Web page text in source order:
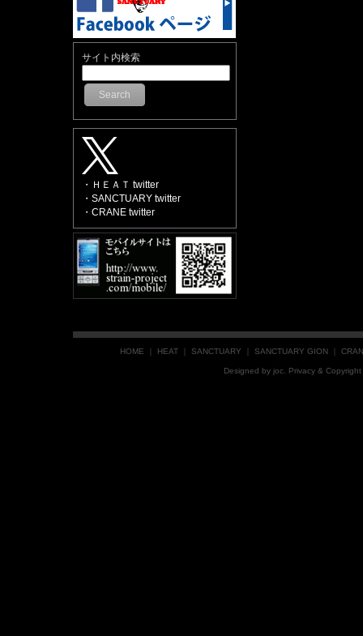
サイト内検索
Search
・ＨＥＡＴ twitter
・SANCTUARY twitter
・CRANE twitter
HOME HEAT SANCTUARY SANCTUARY GION
Designed by joc . Privacy &